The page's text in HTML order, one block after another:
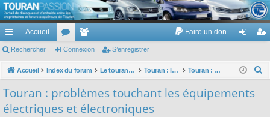
TouranPassion
Le forum des propriétaires ou futurs acquéreurs du Volkswagen Touran
cc
ès
pi
Accueil
or
u
e
m
es
Faire un don
ne nr
Rechercher Connexion S’enregistrer
Accueil Index du forum Le touran dans ses versions I (V1 V2 V3) et II ... Touran : les équipements électriques et électroniques Touran : problèmes touchant les équipements électriques et électroniques
Touran : problèmes touchant les équipements
électriques et électroniques